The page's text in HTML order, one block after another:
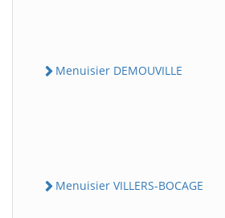
Menuisier DEMOUVILLE
Menuisier VILLERS-BOCAGE